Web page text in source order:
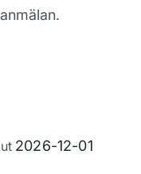
2026-12-01